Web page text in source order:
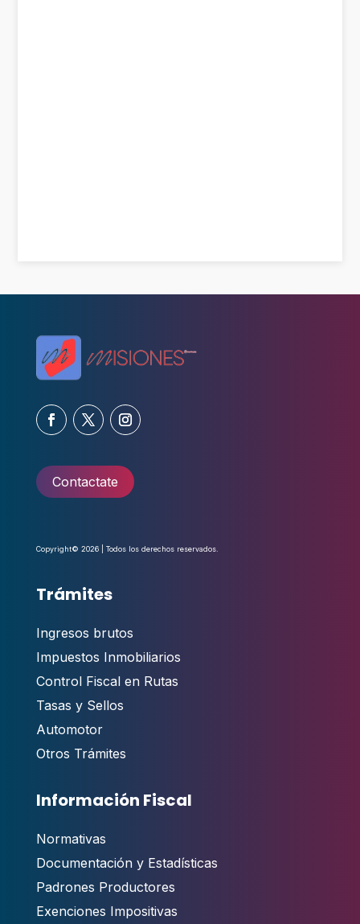
Contactate
Copyright© 2026 | Todos los derechos reservados.
Trámites
Ingresos brutos
Impuestos Inmobiliarios
Control Fiscal en Rutas
Tasas y Sellos
Automotor
Otros Trámites
Información Fiscal
Normativas
Documentación y Estadísticas
Padrones Productores
Exenciones Impositivas